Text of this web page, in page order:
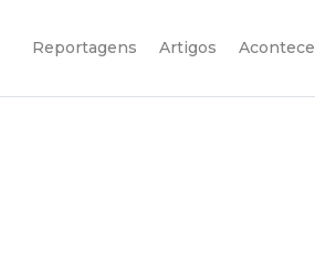
Reportagens Artigos Acontece